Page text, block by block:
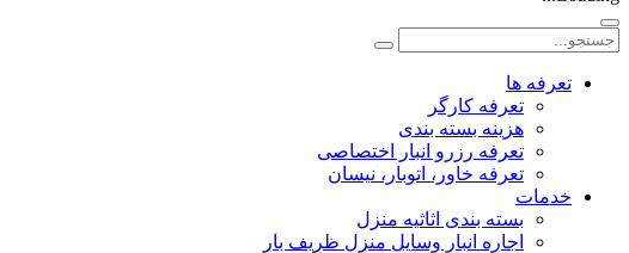
تعرفه ها
تعرفه کارگر
هزینه بسته بندی
تعرفه رزرو انبار اختصاصی
تعرفه خاور، اتوبار، نیسان
خدمات
بسته بندی اثاثیه منزل
اجاره انبار وسایل منزل ظریف بار